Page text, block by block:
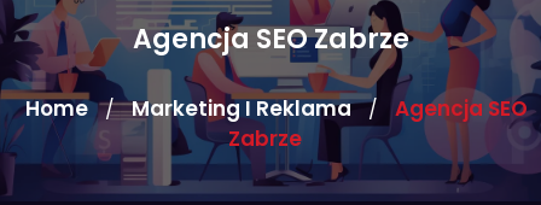
Agencja SEO Zabrze
Home / Marketing I Reklama /
Agencja SEO
Zabrze